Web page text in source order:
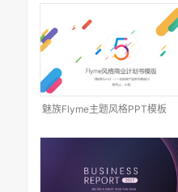
魅族Flyme主题风格PPT模板